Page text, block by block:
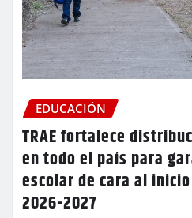
EDUCACIÓN
TRAE fortalece
en todo el país para
escolar de cara al
2026-2027